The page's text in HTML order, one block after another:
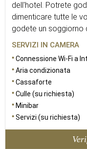
dell'hotel. Potrete
dimenticare tutte le
godete un soggiorno
SERVIZI IN CAMERA
Connessione Wi-Fi a
Aria condizionata
Cassaforte
Culle (su richiesta)
Minibar
Servizi (su richiesta)